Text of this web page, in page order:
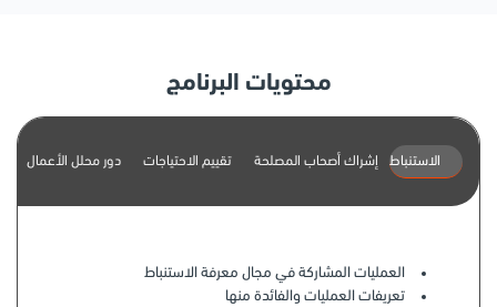
محتويات البرنامج
الاستنباط إشراك أصحاب المصلحة تقييم الاحتياجات دور محلل الأعمال
العمليات المشاركة في مجال معرفة الاستنباط
تعريفات العمليات والفائدة منها